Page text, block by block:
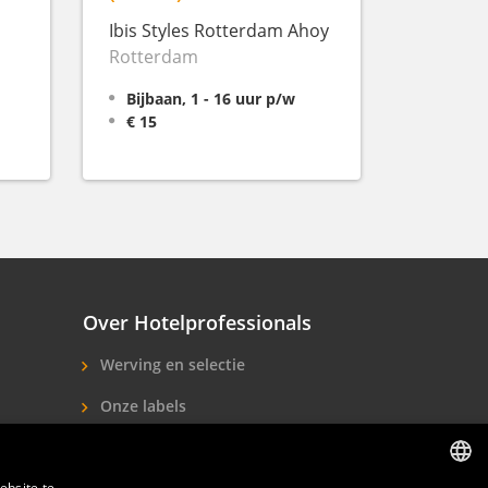
Ibis Styles Rotterdam Ahoy
Rotterdam
Bijbaan, 1 - 16 uur p/w
€ 15
Over Hotelprofessionals
Werving en selectie
Onze labels